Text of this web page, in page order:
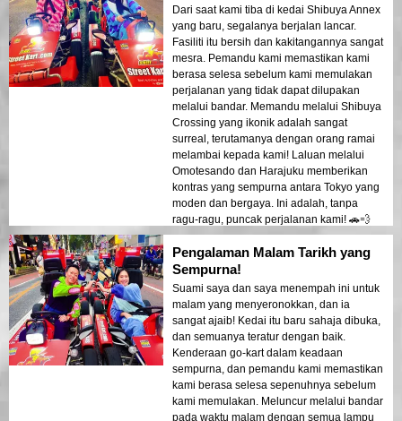
Dari saat kami tiba di kedai Shibuya Annex
yang baru, segalanya berjalan lancar.
Fasiliti itu bersih dan kakitangannya sangat
mesra. Pemandu kami memastikan kami
berasa selesa sebelum kami memulakan
perjalanan yang tidak dapat dilupakan
melalui bandar. Memandu melalui Shibuya
Crossing yang ikonik adalah sangat
surreal, terutamanya dengan orang ramai
melambai kepada kami! Laluan melalui
Omotesando dan Harajuku memberikan
kontras yang sempurna antara Tokyo yang
moden dan bergaya. Ini adalah, tanpa
ragu-ragu, puncak perjalanan kami! 🚗💨
Pengalaman Malam Tarikh yang
Sempurna!
Suami saya dan saya menempah ini untuk
malam yang menyeronokkan, dan ia
sangat ajaib! Kedai itu baru sahaja dibuka,
dan semuanya teratur dengan baik.
Kenderaan go-kart dalam keadaan
sempurna, dan pemandu kami memastikan
kami berasa selesa sepenuhnya sebelum
kami memulakan. Meluncur melalui bandar
pada waktu malam dengan semua lampu